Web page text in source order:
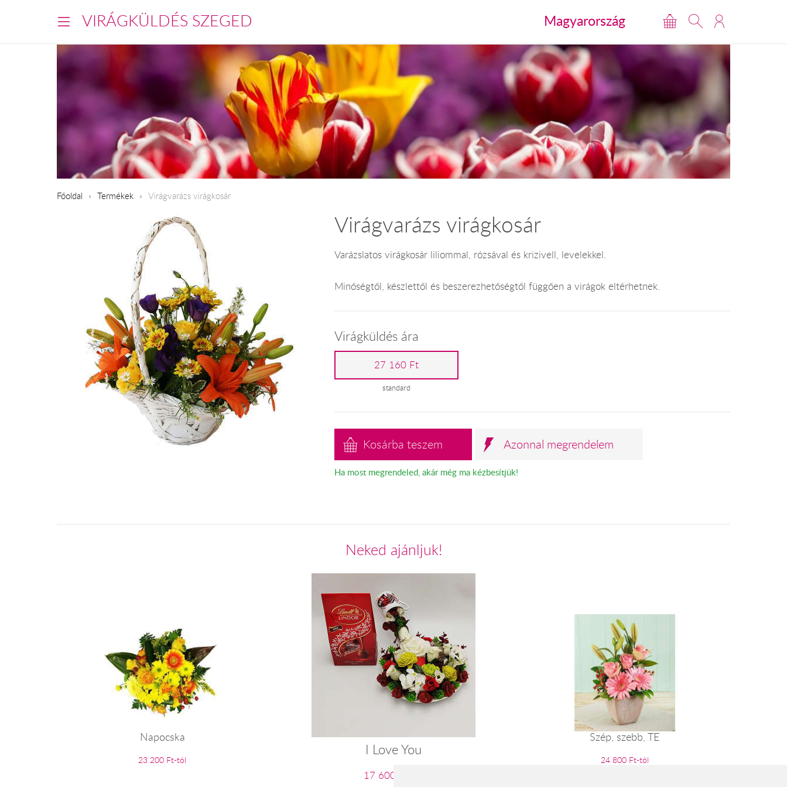
VIRÁGKÜLDÉS SZEGED Magyarország
Főoldal Termékek Virágvarázs virágkosár
Virágvarázs virágkosár
Varázslatos virágkosár liliommal, rózsával és krizivell, levelekkel.
Minőségtől, készlettől és beszerezhetőségtől függően a virágok eltérhetnek.
Virágküldés ára
27 160 Ft
standard
Kosárba teszem Azonnal megrendelem
Ha most megrendeled, akár még ma kézbesítjük!
Neked ajánljuk!
Napocska
23 200 Ft-tól
I Love You
17 600 Ft-tól
Szép, szebb, TE
24 800 Ft-tól